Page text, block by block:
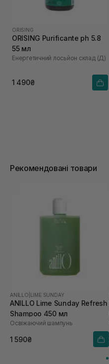
ORISING
ORISING Purificante ph 5.8
55 мл
Енергетичний лосьйон склад (Д)
1 490₴
Рекомендовані товари
ANILLO LIME SUNDAY
ANILLO Lime Sunday Refresh
Shampoo 450 мл
Освіжаючий шампунь
1 590₴